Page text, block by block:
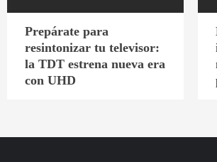
Prepárate para
resintonizar tu televisor:
la TDT estrena nueva era
con UHD